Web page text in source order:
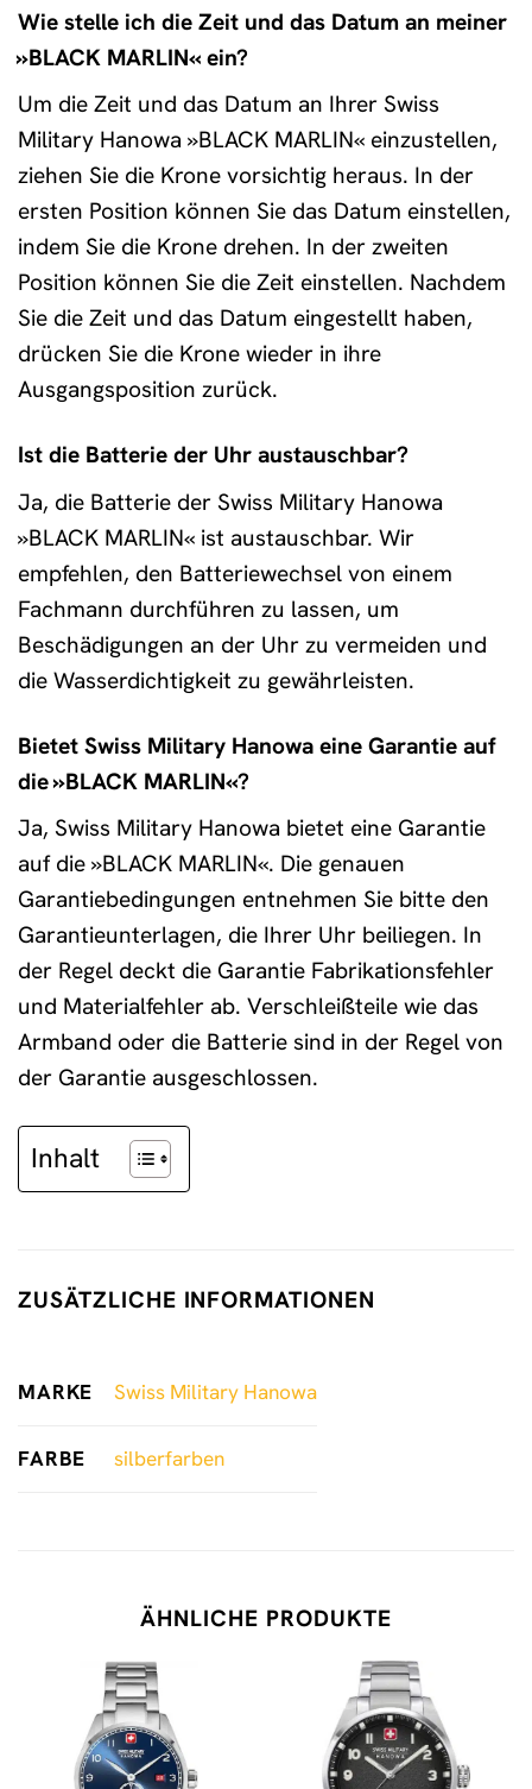
Wie stelle ich die Zeit und das Datum an meiner
»BLACK MARLIN« ein?
Um die Zeit und das Datum an Ihrer Swiss
Military Hanowa »BLACK MARLIN« einzustellen,
ziehen Sie die Krone vorsichtig heraus. In der
ersten Position können Sie das Datum einstellen,
indem Sie die Krone drehen. In der zweiten
Position können Sie die Zeit einstellen. Nachdem
Sie die Zeit und das Datum eingestellt haben,
drücken Sie die Krone wieder in ihre
Ausgangsposition zurück.
Ist die Batterie der Uhr austauschbar?
Ja, die Batterie der Swiss Military Hanowa
»BLACK MARLIN« ist austauschbar. Wir
empfehlen, den Batteriewechsel von einem
Fachmann durchführen zu lassen, um
Beschädigungen an der Uhr zu vermeiden und
die Wasserdichtigkeit zu gewährleisten.
Bietet Swiss Military Hanowa eine Garantie auf
die »BLACK MARLIN«?
Ja, Swiss Military Hanowa bietet eine Garantie
auf die »BLACK MARLIN«. Die genauen
Garantiebedingungen entnehmen Sie bitte den
Garantieunterlagen, die Ihrer Uhr beiliegen. In
der Regel deckt die Garantie Fabrikationsfehler
und Materialfehler ab. Verschleißteile wie das
Armband oder die Batterie sind in der Regel von
der Garantie ausgeschlossen.
Inhalt
ZUSÄTZLICHE INFORMATIONEN
MARKE Swiss Military Hanowa
FARBE silberfarben
ÄHNLICHE PRODUKTE